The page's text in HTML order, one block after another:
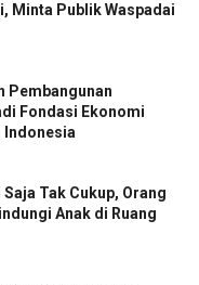
Minta Publik Waspadai
Pembangunan
Fondasi Ekonomi
Indonesia
Tak Cukup, Orang
Anak di Ruang